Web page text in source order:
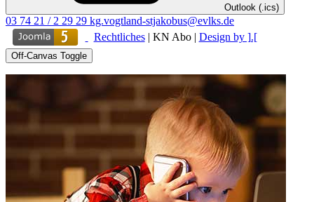
Outlook (.ics)
03 74 21 / 2 29 29 kg.vogtland-stjakobus@evlks.de
Rechtliches| KN Abo| Design by ].[
Off-Canvas Toggle